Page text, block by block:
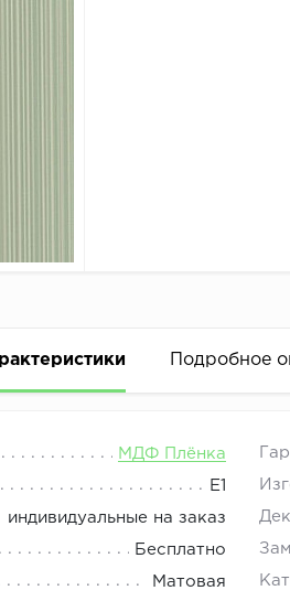
Подробное
МДФ Плёнка
E1
индивидуальные на заказ
Бесплатно
Матовая